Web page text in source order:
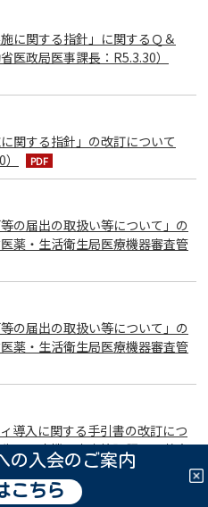
に関する指針」に関するＱ＆
医政局医事課長：R5.3.30）
関する指針」の改訂について
の届出の取扱い等について」の
薬・生活衛生局医療機器審査管
の届出の取扱い等について」の
薬・生活衛生局医療機器審査管
導入に関する手引書の改訂につ
局医療機器審査管理課、医薬安
の入会のご案内
こちら